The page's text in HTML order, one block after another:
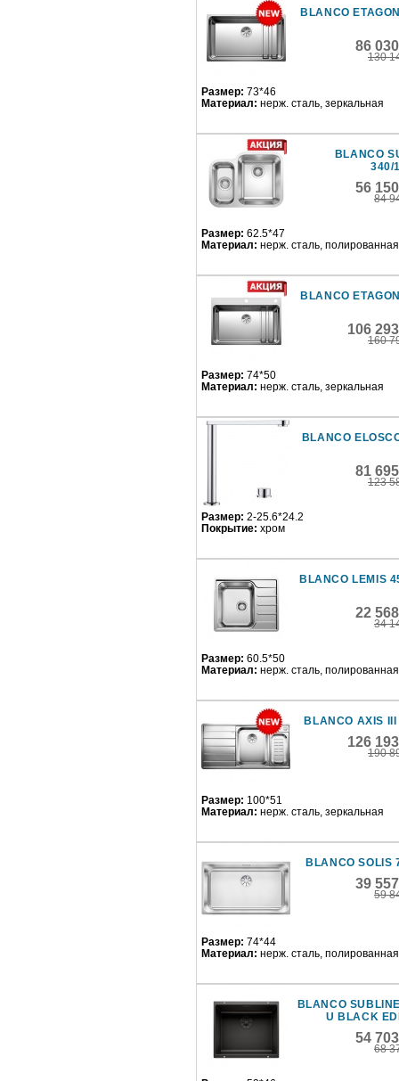
BLANCO
86
130
Размер: 73*46
Материал: нерж. сталь, зеркальная
BLANCO
340/
56
84
Размер: 62.5*47
Материал: нерж. сталь, полированная
BLANCO
106
160
Размер: 74*50
Материал: нерж. сталь, зеркальная
BLANCO
81
123
Размер: 2-25.6*24.2
Покрытие: хром
BLANCO LEMIS
22
34
Размер: 60.5*50
Материал: нерж. сталь, полированная
BLANCO AXIS III
126
190
Размер: 100*51
Материал: нерж. сталь, зеркальная
BLANCO SOLIS
39
59
Размер: 74*44
Материал: нерж. сталь, полированная
BLANCO
U BLACK
54
68